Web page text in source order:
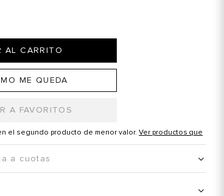
AL CARRITO
ME QUEDA
el segundo producto de menor valor. Ver productos que
a cuotas